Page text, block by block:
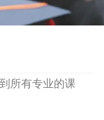
所有专业的课